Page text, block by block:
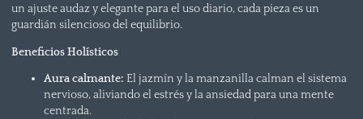
un ajuste audaz y elegante para el uso diario, cada pieza es un
guardián silencioso del equilibrio.
Beneficios Holísticos
Aura calmante: El jazmín y la manzanilla calman el sistema
nervioso, aliviando el estrés y la ansiedad para una mente
centrada.